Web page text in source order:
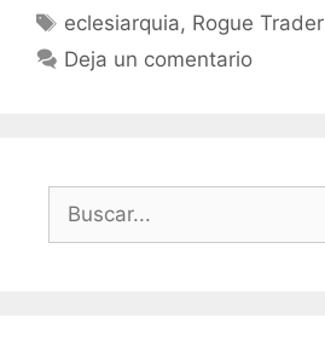
Etiquetas
eclesiarquia, Rogue Trader
Deja un comentario